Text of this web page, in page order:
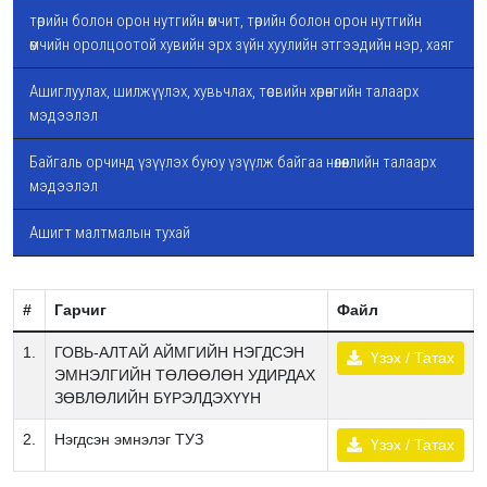
төрийн болон орон нутгийн өмчит, төрийн болон орон нутгийн
өмчийн оролцоотой хувийн эрх зүйн хуулийн этгээдийн нэр, хаяг
Ашиглуулах, шилжүүлэх, хувьчлах, төсвийн хөрөнгийн талаарх
мэдээлэл
Байгаль орчинд үзүүлэх буюу үзүүлж байгаа нөлөөллийн талаарх
мэдээлэл
Ашигт малтмалын тухай
# Гарчиг Файл
1.
ГОВЬ-АЛТАЙ АЙМГИЙН НЭГДСЭН
ЭМНЭЛГИЙН ТӨЛӨӨЛӨН УДИРДАХ
ЗӨВЛӨЛИЙН БҮРЭЛДЭХҮҮН
Үзэх / Татах
2. Нэгдсэн эмнэлэг ТУЗ Үзэх / Татах